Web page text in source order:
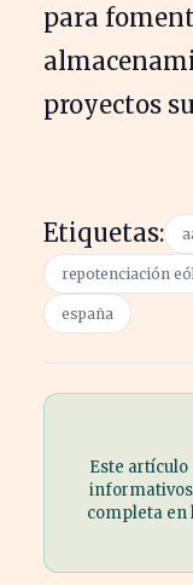
para
proyectos
Etiquetas:
repotenciación
españa
Este
completa en